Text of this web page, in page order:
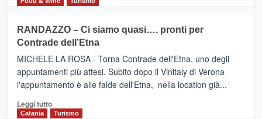
classifica
IL
NUOVO
SUMMER
CLUB
VIAGRANDE
(Ct)
–
Benanti
presenta
“Vino
&
Cultura
RANDAZZO – Ci siamo quasi…. pronti per
Contrade dell’Etna
MICHELE LA ROSA - Torna Contrade dell'Etna, uno degli
appuntamenti più attesi. Subito dopo il Vinitaly di Verona
l'appuntamento è alle falde dell'Etna, nella location già...
Leggi tuttoLeggi
di
Catania Turismo